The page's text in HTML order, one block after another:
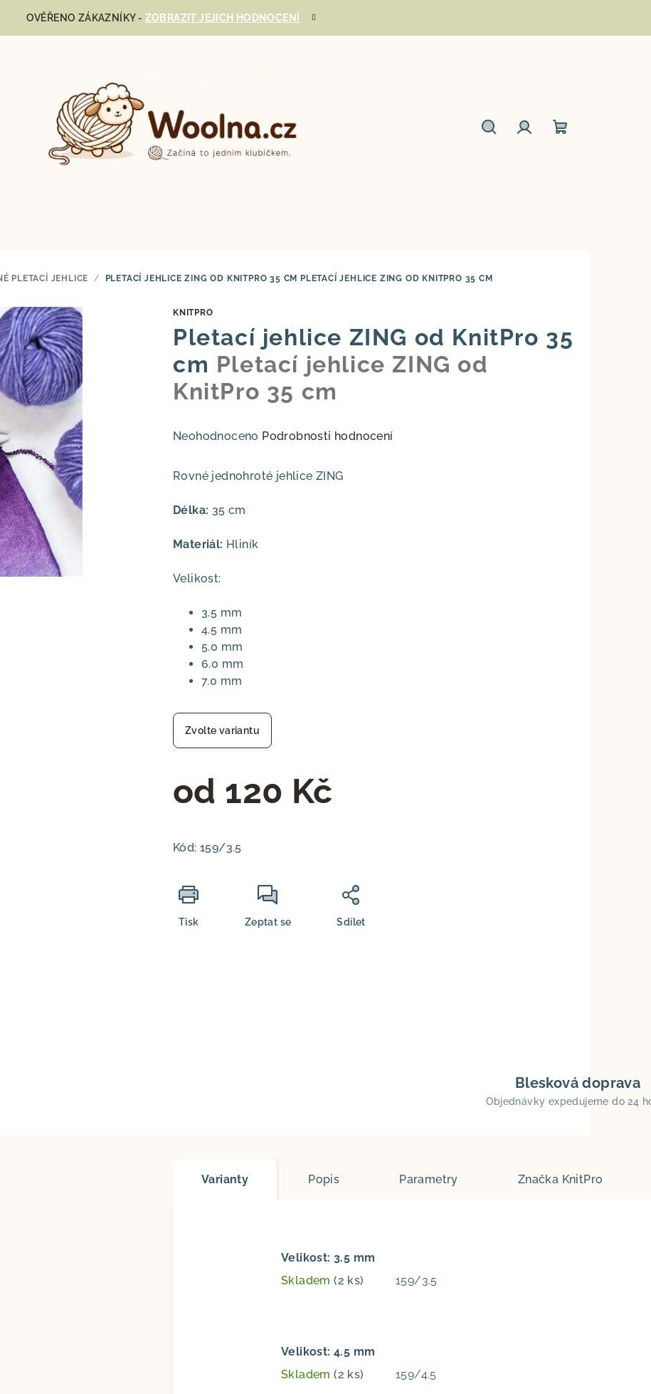
OVĚŘENO ZÁKAZNÍKY - ZOBRAZIT JEJICH HODNOCENÍ
PLETACÍ JEHLICE / PLETACÍ JEHLICE ZING OD KNITPRO 35 CM PLETACÍ JEHLICE ZING OD KNITPRO 35 CM
KNITPRO
Pletací jehlice ZING od KnitPro 35
cm Pletací jehlice ZING od
KnitPro 35 cm
Průměrné
produktu
0,0
5
Neohodnoceno Podrobnosti hodnocení
Rovné jednohroté jehlice ZING
Délka: 35 cm
Materiál: Hliník
Velikost:
3.5 mm
4.5 mm
5.0 mm
6.0 mm
7.0 mm
Zvolte variantu
od 120 Kč
cena:
Kód: 159/3.5
Tisk Zeptat se Sdílet
Blesková doprava
Objednávky expedujeme do 24
Varianty Popis Parametry Značka KnitPro
Velikost: 3.5 mm
Skladem(2 ks) 159/3.5
Velikost: 4.5 mm
Skladem(2 ks) 159/4.5